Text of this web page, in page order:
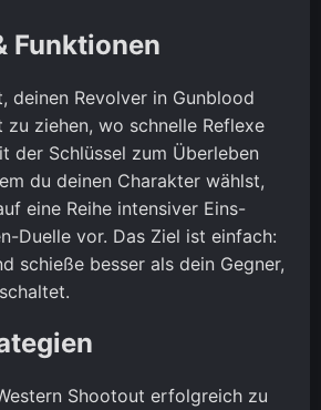
Funktionen
deinen Revolver in Gunblood
zu ziehen, wo schnelle Reflexe
der Schlüssel zum Überleben
du deinen Charakter wählst,
eine Reihe intensiver Eins-
Duelle vor. Das Ziel ist einfach:
schieße besser als dein Gegner,
Shootout erfolgreich zu